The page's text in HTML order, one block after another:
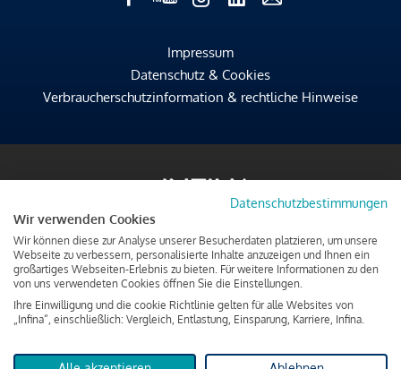
Impressum
Datenschutz & Cookies
Verbraucherschutzinformation & rechtliche Hinweise
Datenschutzbestimmungen
Wir verwenden Cookies
Wir können diese zur Analyse unserer Besucherdaten platzieren, um unsere
Webseite zu verbessern, personalisierte Inhalte anzuzeigen und Ihnen ein
großartiges Webseiten-Erlebnis zu bieten. Für weitere Informationen zu den
von uns verwendeten Cookies öffnen Sie die Einstellungen.
Ihre Einwilligung und die cookie Richtlinie gelten für alle Websites von
„Infina“, einschließlich: Vergleich, Entlastung, Einsparung, Karriere, Infina.